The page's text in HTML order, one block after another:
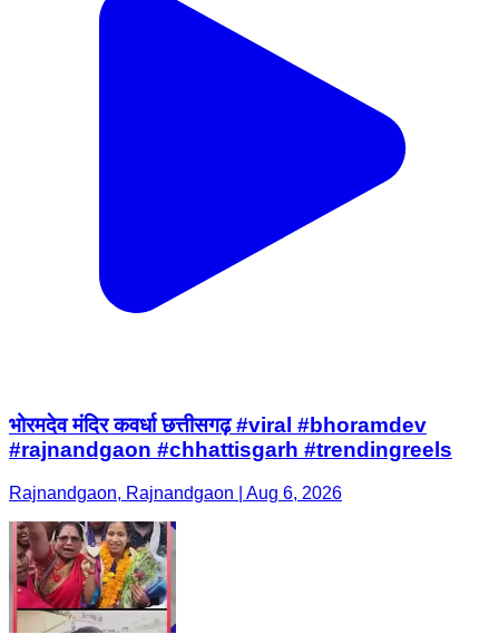
भोरमदेव मंदिर कवर्धा छत्तीसगढ़ #viral #bhoramdev
#rajnandgaon #chhattisgarh #trendingreels
Rajnandgaon, Rajnandgaon | Aug 6, 2026